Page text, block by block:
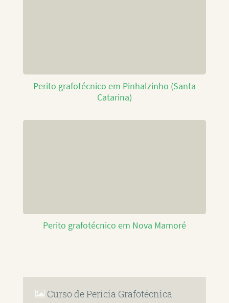
Perito grafotécnico em Pinhalzinho (Santa
Catarina)
Perito grafotécnico em Nova Mamoré
Curso de Perícia Grafotécnica